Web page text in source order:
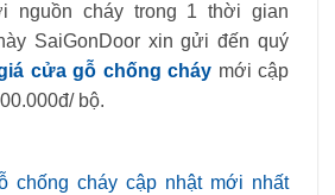
nguồn cháy trong 1 thời gian
SaiGonDoor xin gửi đến quý
cửa gỗ chống cháy mới cập
bộ.